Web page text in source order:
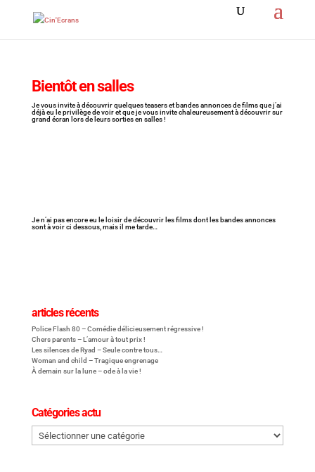
Bientôt en salles
Je vous invite à découvrir quelques teasers et bandes annonces de films que j’ai
déjà eu le privilège de voir et que je vous invite chaleureusement à découvrir sur
grand écran lors de leurs sorties en salles !
Je n’ai pas encore eu le loisir de découvrir les films dont les bandes annonces
sont à voir ci dessous, mais il me tarde…
articles récents
Police Flash 80 – Comédie délicieusement régressive !
Chers parents – L’amour à tout prix !
Les silences de Ryad – Seule contre tous…
Woman and child – Tragique engrenage
À demain sur la lune – ode à la vie !
Catégories actu
Catégories
actu